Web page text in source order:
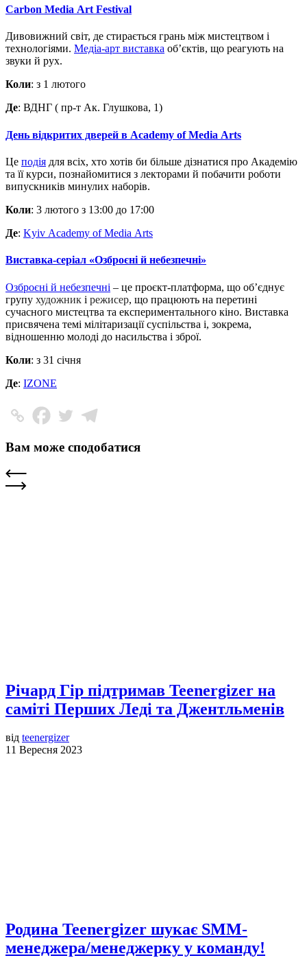
Carbon Media Art Festival
Дивовижний світ, де стирається грань між мистецтвом і
технологіями. Медіа-арт виставка об’єктів, що реагують на
звуки й рух.
Коли: з 1 лютого
Де: ВДНГ ( пр-т Ак. Глушкова, 1)
День відкритих дверей в Academy of Media Arts
Це подія для всіх, хто хотів би більше дізнатися про Академію
та її курси, познайомитися з лекторами й побачити роботи
випускників минулих наборів.
Коли: 3 лютого з 13:00 до 17:00
Де: Kyiv Academy of Media Arts
Виставка-серіал «Озброєні й небезпечні»
Озброєні й небезпечні – це проєкт-платформа, що об’єднує
групу художник і режисер, що працюють на перетині
сучасного мистецтва та експериментального кіно. Виставка
присвячена темі мілітаризації суспільства і, зокрема,
відношенню молоді до насильства і зброї.
Коли: з 31 січня
Де: IZONE
Вам може сподобатися
Річард Гір підтримав Teenergizer на
саміті Перших Леді та Джентльменів
від teenergizer
11 Вересня 2023
Родина Teenergizer шукає SMM-
менеджера/менеджерку у команду!